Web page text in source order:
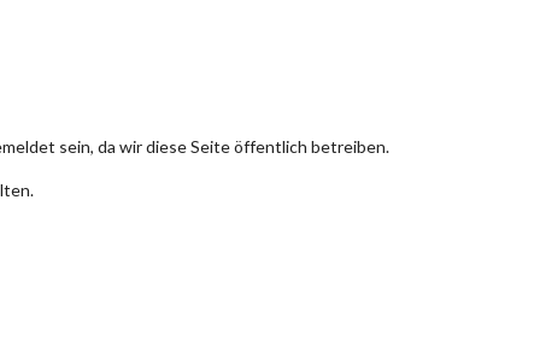
sein, da wir diese Seite öffentlich betreiben.